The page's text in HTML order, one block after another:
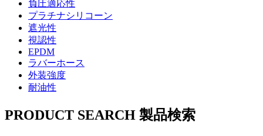
負圧適応性
プラチナシリコーン
遮光性
視認性
EPDM
ラバーホース
外装強度
耐油性
PRODUCT SEARCH 製品検索